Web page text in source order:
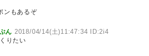
ンもあるぞ
ん 2018/04/14(土)11:47:34 ID:2i4
りたい